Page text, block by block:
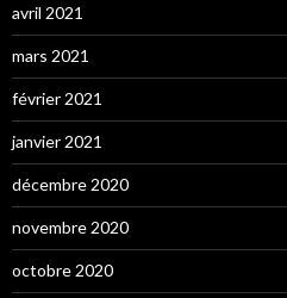
avril 2021
mars 2021
février 2021
janvier 2021
décembre 2020
novembre 2020
octobre 2020